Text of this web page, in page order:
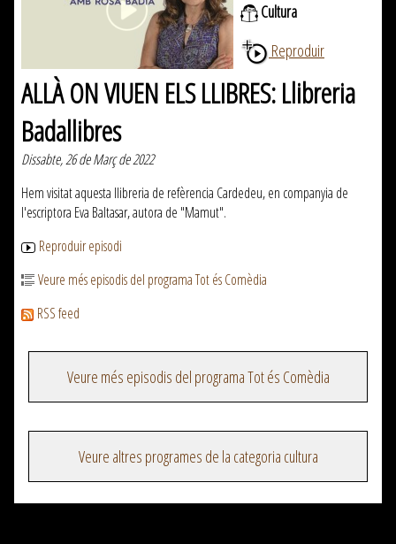
Cultura
Reproduir
ALLÀ ON VIUEN ELS LLIBRES: Llibreria
Badallibres
Dissabte, 26 de Març de 2022
Hem visitat aquesta llibreria de refèrencia Cardedeu, en companyia de
l'escriptora Eva Baltasar, autora de "Mamut".
Reproduir episodi
Veure més episodis del programa Tot és Comèdia
RSS feed
Veure més episodis del programa Tot és Comèdia
Veure altres programes de la categoria cultura